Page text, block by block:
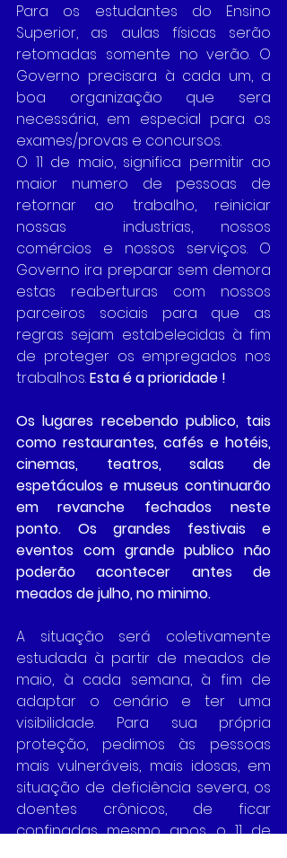
Para os estudantes do Ensino
Superior, as aulas físicas serão
retomadas somente no verão. O
Governo precisara à cada um, a
boa organização que sera
necessária, em especial para os
exames/provas e concursos.
O 11 de maio, significa permitir ao
maior numero de pessoas de
retornar ao trabalho, reiniciar
nossas  industrias, nossos
comércios e nossos serviços. O
Governo ira preparar sem demora
estas reaberturas com nossos
parceiros sociais para que as
regras sejam estabelecidas à fim
de proteger os empregados nos
trabalhos. Esta é a prioridade !
Os lugares recebendo publico, tais
como restaurantes, cafés e hotéis,
cinemas, teatros, salas de
espetáculos e museus continuarão
em revanche fechados neste
ponto. Os grandes festivais e
eventos com grande publico não
poderão acontecer antes de
meados de julho, no minimo.
A situação será coletivamente
estudada à partir de meados de
maio, à cada semana, à fim de
adaptar o cenário e ter uma
visibilidade. Para sua própria
proteção, pedimos às pessoas
mais vulneráveis, mais idosas, em
situação de deficiência severa, os
doentes crônicos, de ficar
confinadas mesmo apos o 11 de